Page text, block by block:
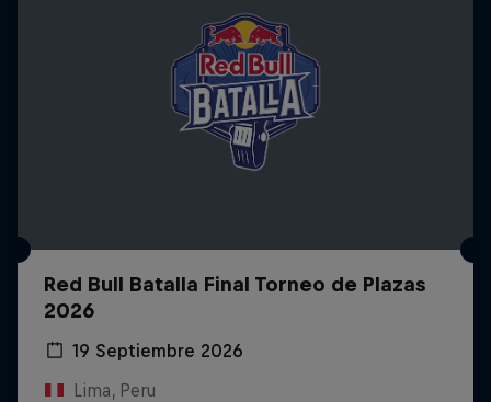
Red Bull Batalla Final Torneo de Plazas
2026
19 Septiembre 2026
Lima, Peru